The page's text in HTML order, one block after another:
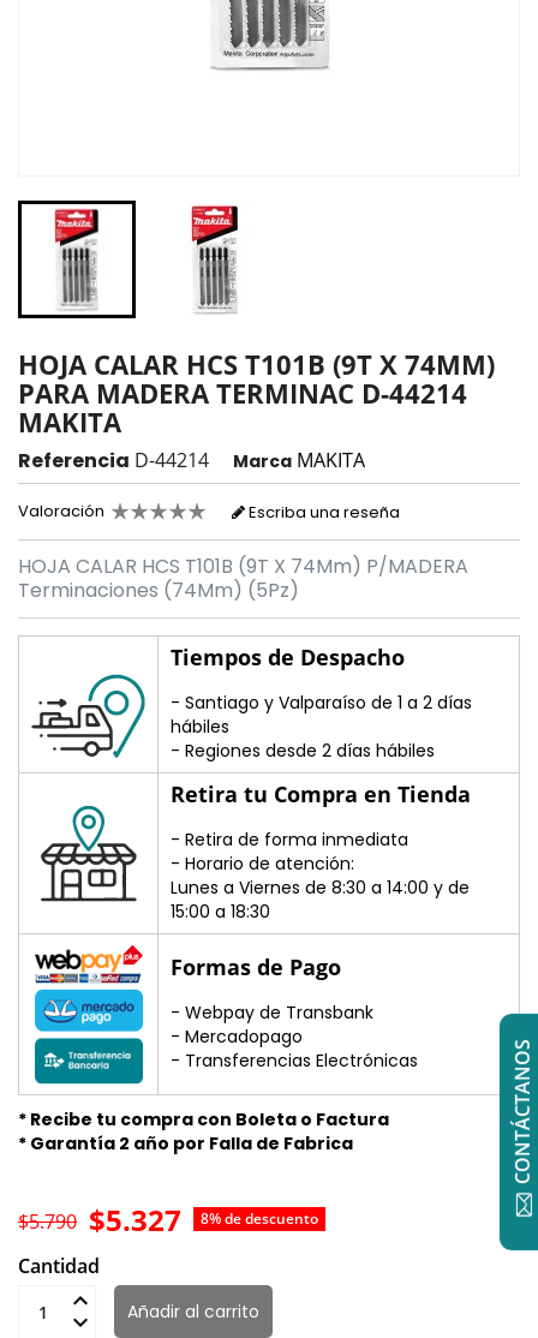
HOJA CALAR HCS T101B (9T X 74MM)
PARA MADERA TERMINAC D-44214
MAKITA
Referencia D-44214 Marca MAKITA
Valoración Escriba una reseña
HOJA CALAR HCS T101B (9T X 74Mm) P/MADERA
Terminaciones (74Mm) (5Pz)
Tiempos de Despacho
- Santiago y Valparaíso de 1 a 2 días
hábiles
- Regiones desde 2 días hábiles
Retira tu Compra en Tienda
- Retira de forma inmediata
- Horario de atención:
Lunes a Viernes de 8:30 a 14:00 y de
15:00 a 18:30
Formas de Pago
- Webpay de Transbank
- Mercadopago
- Transferencias Electrónicas
* Recibe tu compra con Boleta o Factura
* Garantía 2 año por Falla de Fabrica
$5.327 8% de descuento
$5.790
Cantidad
Añadir al carrito
CONTÁCTANOS